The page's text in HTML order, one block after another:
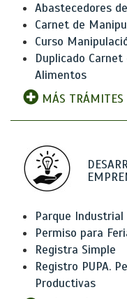
Abastecedores
Carnet de
Curso
Duplicado
Alimentos
MÁS TRÁMITES
Parque
Permiso para
Registra Simple
Registro PUPA.
Productivas